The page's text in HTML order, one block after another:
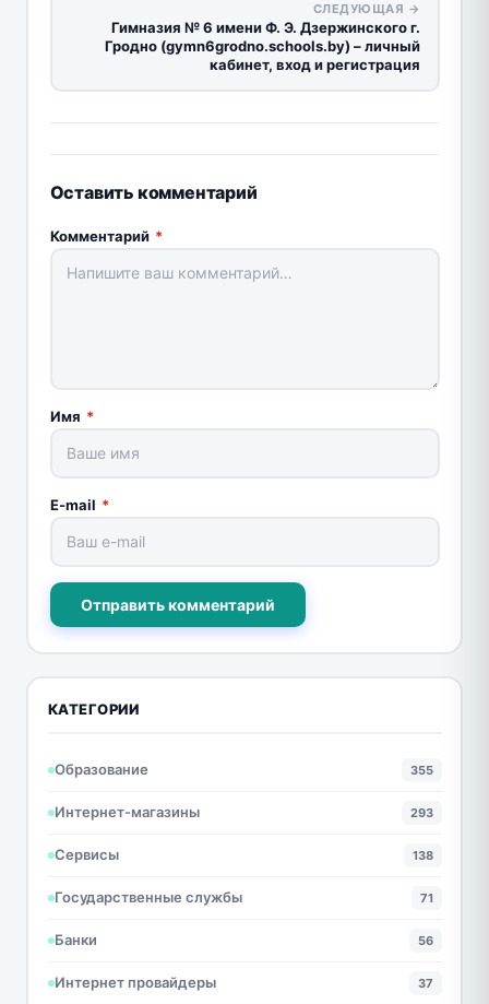
СЛЕДУЮЩАЯ →
Гимназия № 6 имени Ф. Э. Дзержинского г.
Гродно (gymn6grodno.schools.by) – личный
кабинет, вход и регистрация
Оставить комментарий
Комментарий *
Имя *
E-mail *
Отправить комментарий
КАТЕГОРИИ
Образование 355
Интернет-магазины 293
Сервисы 138
Государственные службы 71
Банки 56
Интернет провайдеры 37